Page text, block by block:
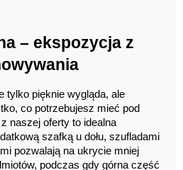
– ekspozycja z
tylko pięknie wygląda, ale
co potrzebujesz mieć pod
naszej oferty to idealna
szafką u dołu, szufladami
pozwalają na ukrycie mniej
podczas gdy górna część